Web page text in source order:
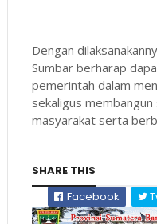
Dengan
Sumbar berharap
pemerintah dalam
sekaligus
masyarakat serta
SHARE THIS
Facebook